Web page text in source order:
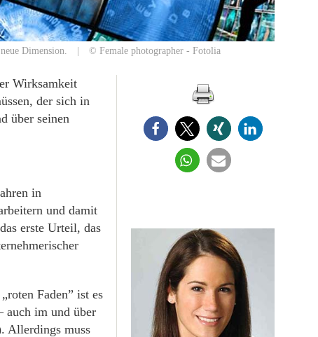
neue Dimension. | © Female photographer - Fotolia
Wirksamkeit
der sich in
über seinen
in
und damit
erste Urteil, das
Faden” ist es
auch im und über
Allerdings muss